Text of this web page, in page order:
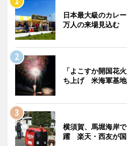
日本最大級のカレ
万人の来場見込む
「よこすか開国花
ち上げ 米海軍基地
横須賀、馬堀海岸
躍 楽天・西友が国